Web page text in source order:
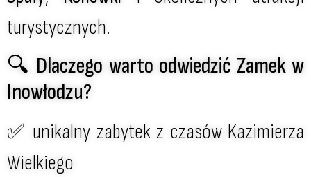
turystycznych.
🔍 Dlaczego warto odwiedzić Zamek w
Inowłodzu?
✅ unikalny zabytek z czasów Kazimierza
Wielkiego